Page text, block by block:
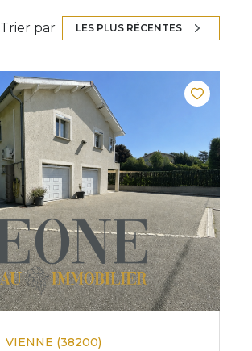
Trier par LES PLUS RÉCENTES
VIENNE (38200)